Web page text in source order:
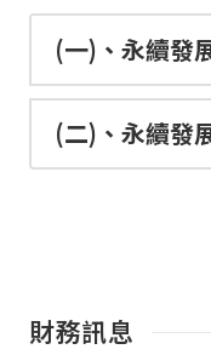
財務訊息
(一)、永續發
(二)、永續發